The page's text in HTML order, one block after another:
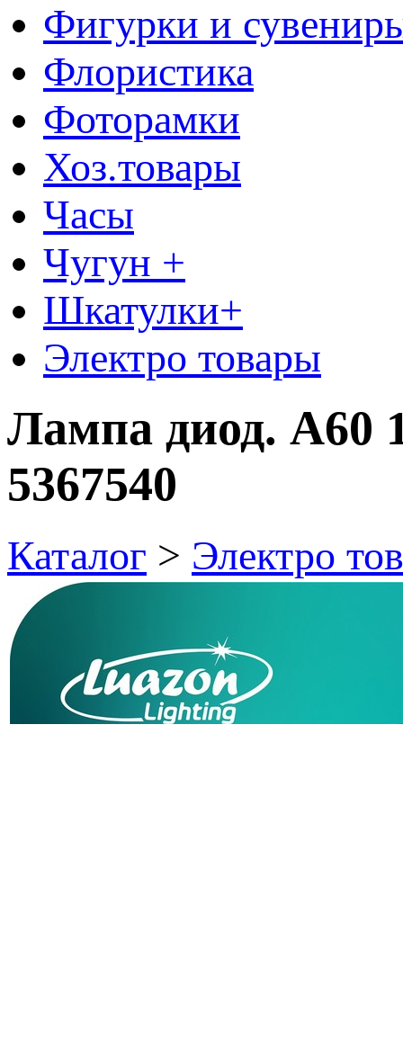
Фигурки и
Флористика
Фоторамки
Хоз.товары
Часы
Чугун +
Шкатулки+
Электро товары
Лампа диод. А60
5367540
Каталог > Электро